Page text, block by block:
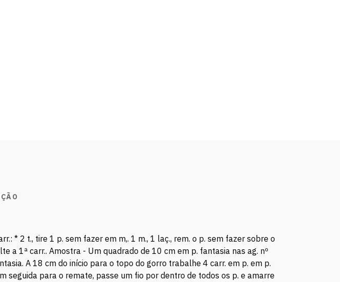
* 2 t., tire 1 p. sem fazer em m,. 1 m., 1 laç., rem. o p. sem fazer sobre o
a 1ª carr.. Amostra - Um quadrado de 10 cm em p. fantasia nas ag. nº
A 18 cm do início para o topo do gorro trabalhe 4 carr. em p. em p.
seguida para o remate, passe um fio por dentro de todos os p. e amarre